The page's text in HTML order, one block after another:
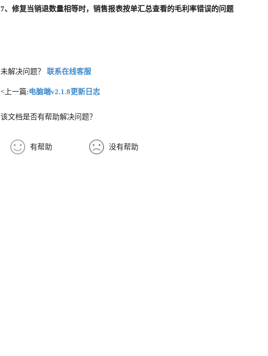
7、修复当销退数量相等时，销售报表按单汇总查看的毛利率错误的问题
未解决问题？ 联系在线客服
<上一篇:电脑端v2.1.8更新日志
该文档是否有帮助解决问题？
有帮助 没有帮助